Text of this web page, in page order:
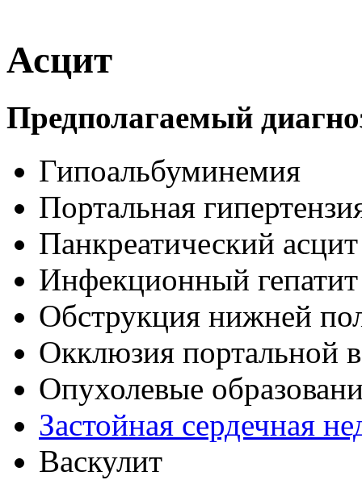
Асцит
Предполагаемый
Гипоальбуминемия
Портальная
Панкреатический асцит
Инфекционный гепатит
Обструкция нижней
Окклюзия портальной
Опухолевые
Застойная сердечная
Васкулит